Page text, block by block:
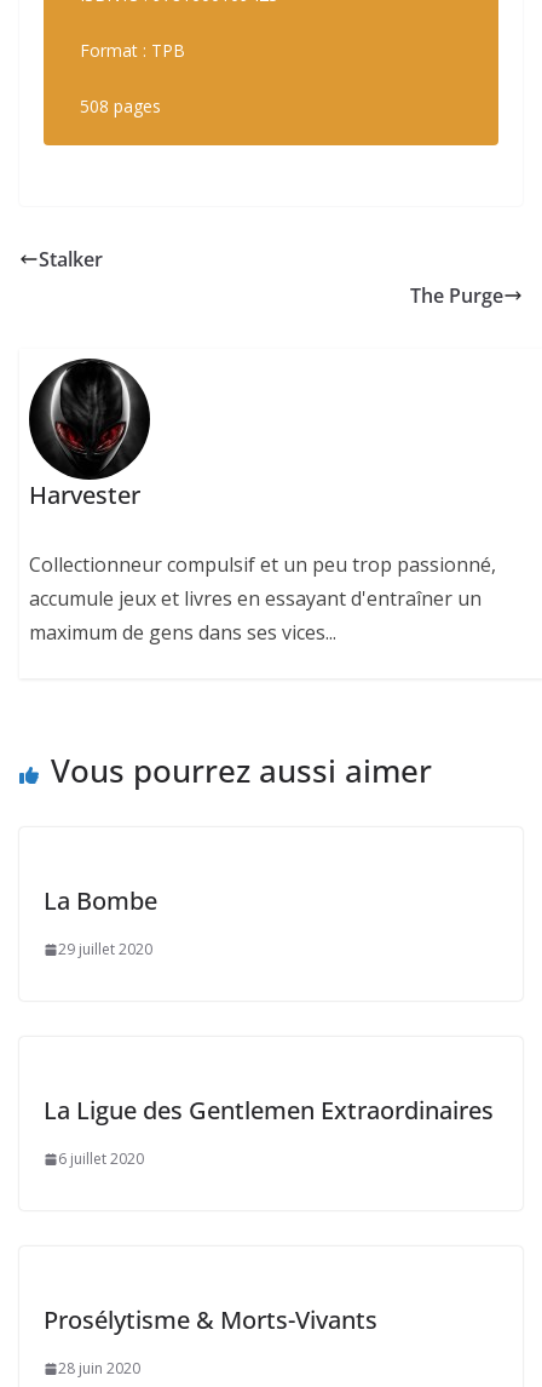
Format : TPB
508 pages
Stalker
The Purge
Harvester
Collectionneur compulsif et un peu trop passionné,
accumule jeux et livres en essayant d'entraîner un
maximum de gens dans ses vices...
Vous pourrez aussi aimer
La Bombe
29 juillet 2020
La Ligue des Gentlemen Extraordinaires
6 juillet 2020
Prosélytisme & Morts-Vivants
28 juin 2020